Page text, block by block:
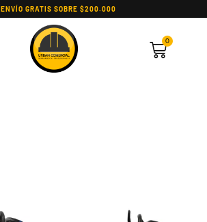
ENVÍO GRATIS SOBRE $200.000
0